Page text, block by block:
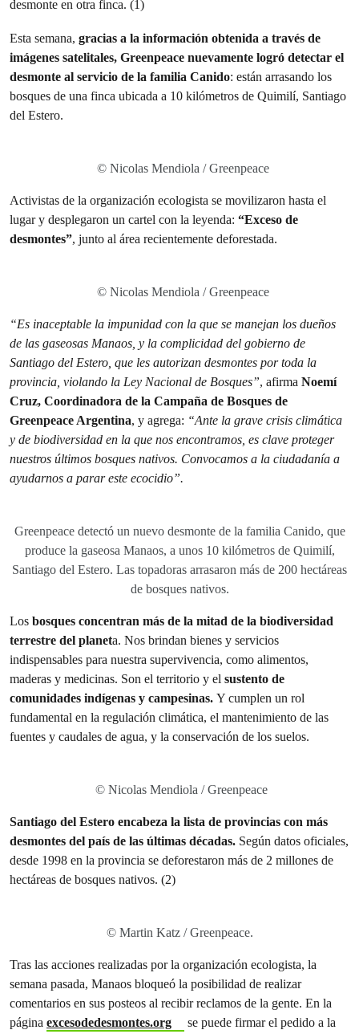
desmonte en otra finca. (1)
Esta semana, gracias a la información obtenida a través de
imágenes satelitales, Greenpeace nuevamente logró detectar el
desmonte al servicio de la familia Canido: están arrasando los
bosques de una finca ubicada a 10 kilómetros de Quimilí, Santiago
del Estero.
© Nicolas Mendiola / Greenpeace
Activistas de la organización ecologista se movilizaron hasta el
lugar y desplegaron un cartel con la leyenda: “Exceso de
desmontes”, junto al área recientemente deforestada.
© Nicolas Mendiola / Greenpeace
“Es inaceptable la impunidad con la que se manejan los dueños
de las gaseosas Manaos, y la complicidad del gobierno de
Santiago del Estero, que les autorizan desmontes por toda la
provincia, violando la Ley Nacional de Bosques”, afirma Noemí
Cruz, Coordinadora de la Campaña de Bosques de
Greenpeace Argentina, y agrega: “Ante la grave crisis climática
y de biodiversidad en la que nos encontramos, es clave proteger
nuestros últimos bosques nativos. Convocamos a la ciudadanía a
ayudarnos a parar este ecocidio”.
Greenpeace detectó un nuevo desmonte de la familia Canido, que
produce la gaseosa Manaos, a unos 10 kilómetros de Quimilí,
Santiago del Estero. Las topadoras arrasaron más de 200 hectáreas
de bosques nativos.
Los bosques concentran más de la mitad de la biodiversidad
terrestre del planeta. Nos brindan bienes y servicios
indispensables para nuestra supervivencia, como alimentos,
maderas y medicinas. Son el territorio y el sustento de
comunidades indígenas y campesinas. Y cumplen un rol
fundamental en la regulación climática, el mantenimiento de las
fuentes y caudales de agua, y la conservación de los suelos.
© Nicolas Mendiola / Greenpeace
Santiago del Estero encabeza la lista de provincias con más
desmontes del país de las últimas décadas. Según datos oficiales,
desde 1998 en la provincia se deforestaron más de 2 millones de
hectáreas de bosques nativos. (2)
© Martin Katz / Greenpeace.
Tras las acciones realizadas por la organización ecologista, la
semana pasada, Manaos bloqueó la posibilidad de realizar
comentarios en sus posteos al recibir reclamos de la gente. En la
página excesodedesmontes.org se puede firmar el pedido a la